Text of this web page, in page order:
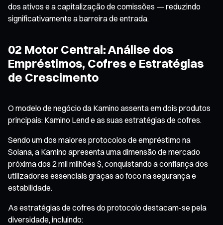
dos ativos e a capitalização de comissões — reduzindo
significativamente a barreira de entrada.
02 Motor Central: Análise dos
Empréstimos, Cofres e Estratégias
de Crescimento
O modelo de negócio da Kamino assenta em dois produtos
principais: Kamino Lend e as suas estratégias de cofres.
Sendo um dos maiores protocolos de empréstimo na
Solana, a Kamino apresenta uma dimensão de mercado
próxima dos 2 mil milhões $, conquistando a confiança dos
utilizadores essenciais graças ao foco na segurança e
estabilidade.
As estratégias de cofres do protocolo destacam-se pela
diversidade, incluindo: